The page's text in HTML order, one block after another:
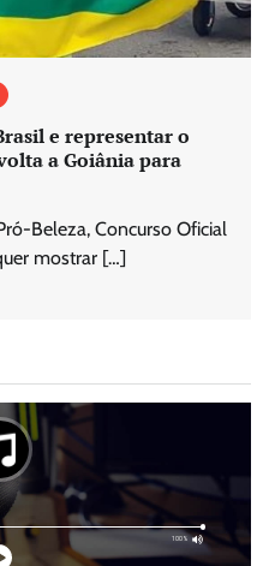
e representar o
a Goiânia para
Beleza, Concurso Oficial
mostrar […]